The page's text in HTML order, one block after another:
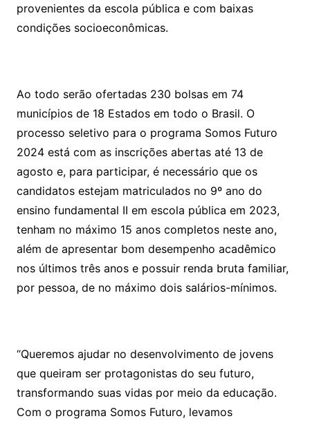
provenientes da escola pública e com baixas
condições socioeconômicas.
Ao todo serão ofertadas 230 bolsas em 74
municípios de 18 Estados em todo o Brasil. O
processo seletivo para o programa Somos Futuro
2024 está com as inscrições abertas até 13 de
agosto e, para participar, é necessário que os
candidatos estejam matriculados no 9º ano do
ensino fundamental II em escola pública em 2023,
tenham no máximo 15 anos completos neste ano,
além de apresentar bom desempenho acadêmico
nos últimos três anos e possuir renda bruta familiar,
por pessoa, de no máximo dois salários-mínimos.
“Queremos ajudar no desenvolvimento de jovens
que queiram ser protagonistas do seu futuro,
transformando suas vidas por meio da educação.
Com o programa Somos Futuro, levamos